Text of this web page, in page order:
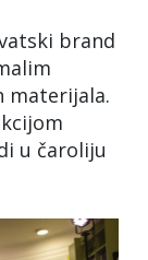
brand
materijala.
u čaroliju